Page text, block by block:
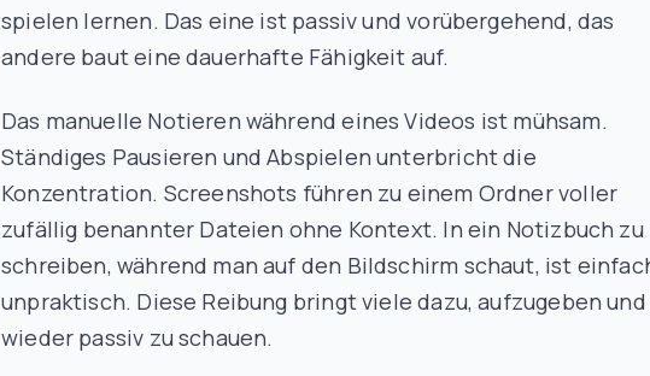
spielen lernen. Das eine ist passiv und vorübergehend, das
andere baut eine dauerhafte Fähigkeit auf.
Das manuelle Notieren während eines Videos ist mühsam.
Ständiges Pausieren und Abspielen unterbricht die
Konzentration. Screenshots führen zu einem Ordner voller
zufällig benannter Dateien ohne Kontext. In ein Notizbuch zu
schreiben, während man auf den Bildschirm schaut, ist
unpraktisch. Diese Reibung bringt viele dazu, aufzugeben und
wieder passiv zu schauen.